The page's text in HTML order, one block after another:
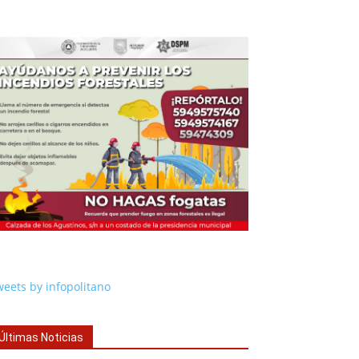
by infopolitano
Noticias